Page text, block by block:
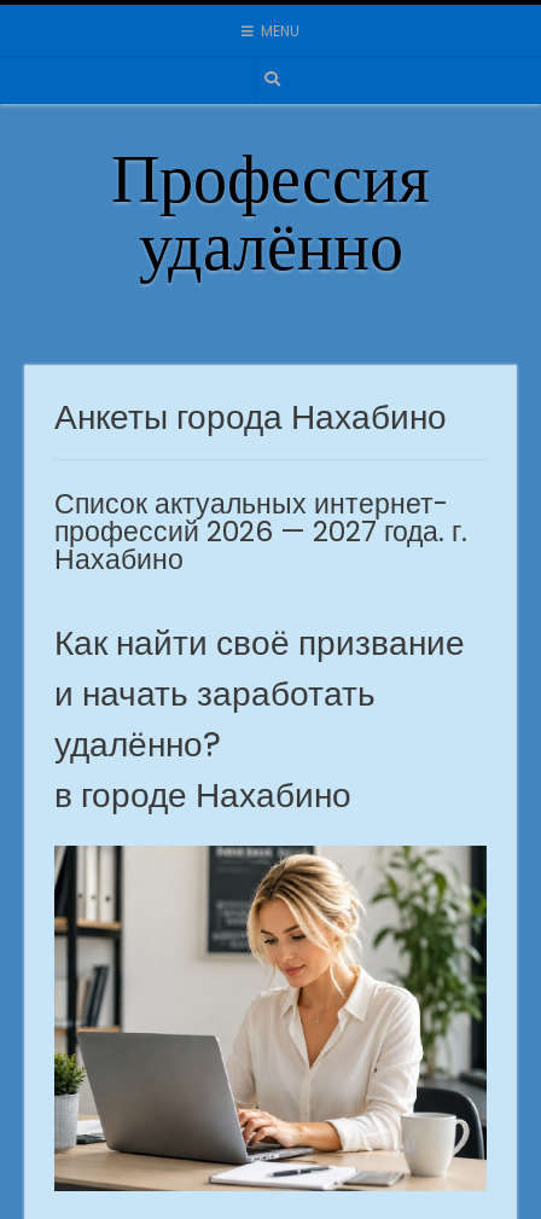
Skip
MENU
Профессия
удалённо
Анкеты города Нахабино
Список актуальных интернет-
профессий 2026 — 2027 года. г.
Нахабино
Как найти своё призвание
и начать заработать
удалённо?
в городе Нахабино